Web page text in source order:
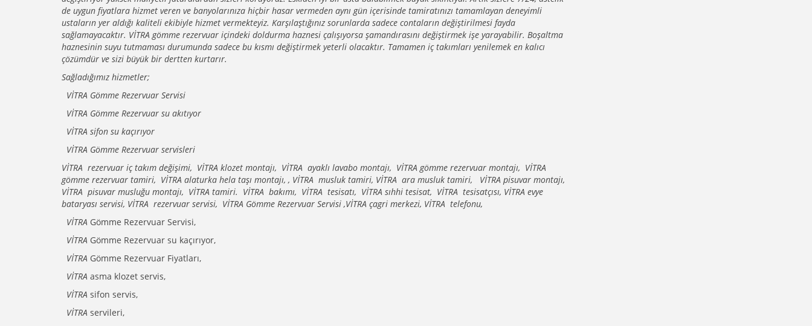
de uygun fiyatlara hizmet veren ve banyolarınıza hiçbir hasar vermeden aynı gün içerisinde tamiratınızı tamamlayan deneyimli
ustaların yer aldığı kaliteli ekibiyle hizmet vermekteyiz. Karşılaştığınız sorunlarda sadece contaların değiştirilmesi fayda
sağlamayacaktır. VİTRA gömme rezervuar içindeki doldurma haznesi çalışıyorsa şamandırasını değiştirmek işe yarayabilir. Boşaltma
haznesinin suyu tutmaması durumunda sadece bu kısmı değiştirmek yeterli olacaktır. Tamamen iç takımları yenilemek en kalıcı
çözümdür ve sizi büyük bir dertten kurtarır.
Sağladığımız hizmetler;
VİTRA Gömme Rezervuar Servisi
VİTRA Gömme Rezervuar su akıtıyor
VİTRA sifon su kaçırıyor
VİTRA Gömme Rezervuar servisleri
VİTRA rezervuar iç takım değişimi, VİTRA klozet montajı, VİTRA ayaklı lavabo montajı, VİTRA gömme rezervuar montajı, VİTRA
gömme rezervuar tamiri, VİTRA alaturka hela taşı montajı, , VİTRA musluk tamiri, VİTRA ara musluk tamiri, VİTRA pisuvar montajı,
VİTRA pisuvar musluğu montajı, VİTRA tamiri. VİTRA bakımı, VİTRA tesisatı, VİTRA sıhhi tesisat, VİTRA tesisatçısı, VİTRA evye
bataryası servisi, VİTRA rezervuar servisi, VİTRA Gömme Rezervuar Servisi ,VİTRA çagri merkezi, VİTRA telefonu,
VİTRA Gömme Rezervuar Servisi,
VİTRA Gömme Rezervuar su kaçırıyor,
VİTRA Gömme Rezervuar Fiyatları,
VİTRA asma klozet servis,
VİTRA sifon servis,
VİTRA servileri,